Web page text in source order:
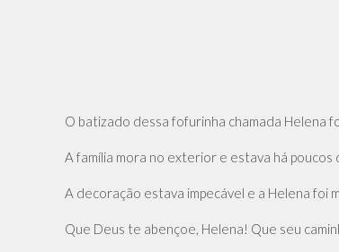
O batizado dessa fofurinha chamada Helena
A família mora no exterior e estava há
A decoração estava impecável e a Helena foi
Que Deus te abençoe, Helena! Que seu